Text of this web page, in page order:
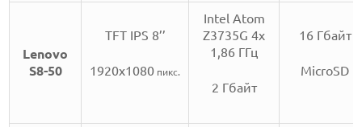
Lenovo
S8-50
TFT IPS 8’’
1920х1080 пикс.
Intel Atom
Z3735G 4x
1,86 ГГц
2 Гбайт
16 Гбайт
MicroSD